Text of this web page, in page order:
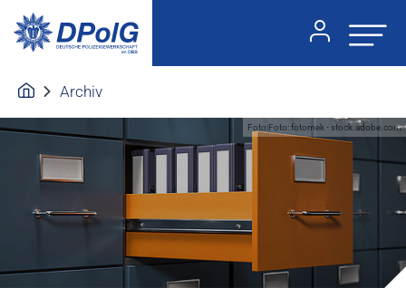
Archiv
Foto:Foto: fotomek - stock.adobe.com